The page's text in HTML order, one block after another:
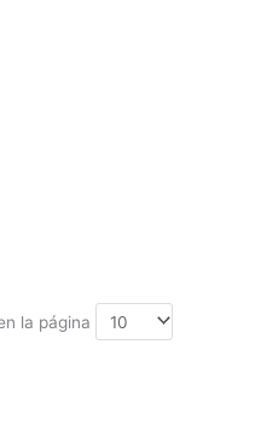
la página